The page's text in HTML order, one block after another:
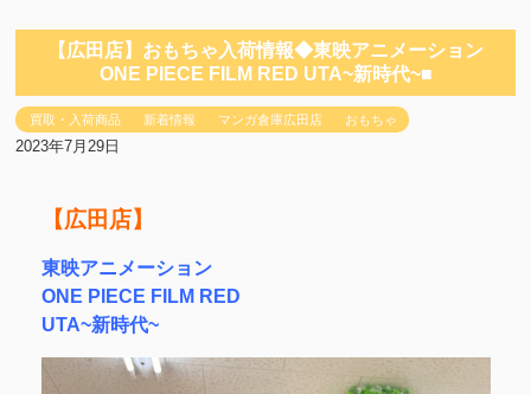
【広田店】おもちゃ入荷情報◆東映アニメーション
ONE PIECE FILM RED UTA~新時代~■
買取・入荷商品 新着情報 マンガ倉庫広田店 おもちゃ
2023年7月29日
【広田店】
東映アニメーション
ONE PIECE FILM RED
UTA~新時代~